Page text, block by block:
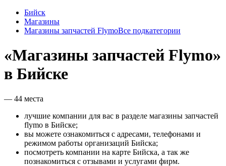
Бийск
Магазины
Магазины запчастей FlymoВсе подкатегории
«Магазины запчастей Flymo»
в Бийске
— 44 места
лучшие компании для вас в разделе магазины запчастей
flymo в Бийске;
вы можете ознакомиться с адресами, телефонами и
режимом работы организаций Бийска;
посмотреть компании на карте Бийска, а так же
познакомиться с отзывами и услугами фирм.